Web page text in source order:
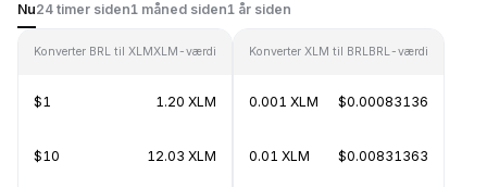
Nu24 timer siden1 måned siden1 år siden
Konverter BRL til XLMXLM-værdi
$1 1.20 XLM
$10 12.03 XLM
Konverter XLM til BRLBRL-værdi
0.001 XLM $0.00083136
0.01 XLM $0.00831363